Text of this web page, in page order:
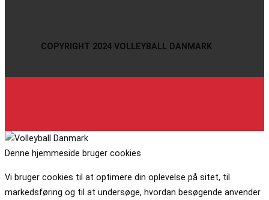
COPYRIGHT 2024 VOLLEYBALL DANMARK
Denne hjemmeside bruger cookies
Vi bruger cookies til at optimere din oplevelse på sitet, til
markedsføring og til at undersøge, hvordan besøgende anvender